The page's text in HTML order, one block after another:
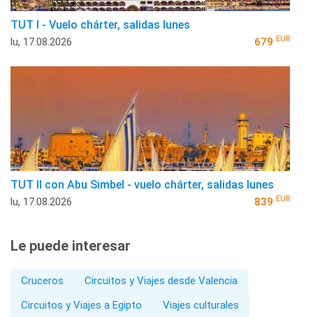
TUT I - Vuelo chárter, salidas lunes
lu, 17.08.2026 679 EUR
TUT II con Abu Simbel - vuelo chárter, salidas lunes
lu, 17.08.2026 839 EUR
Le puede interesar
Cruceros
Circuitos y Viajes desde Valencia
Circuitos y Viajes a Egipto
Viajes culturales